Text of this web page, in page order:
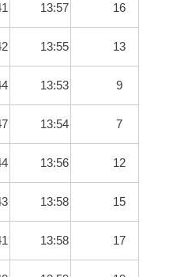
13:57 16
13:55 13
13:53 9
13:54 7
13:56 12
13:58 15
13:58 17